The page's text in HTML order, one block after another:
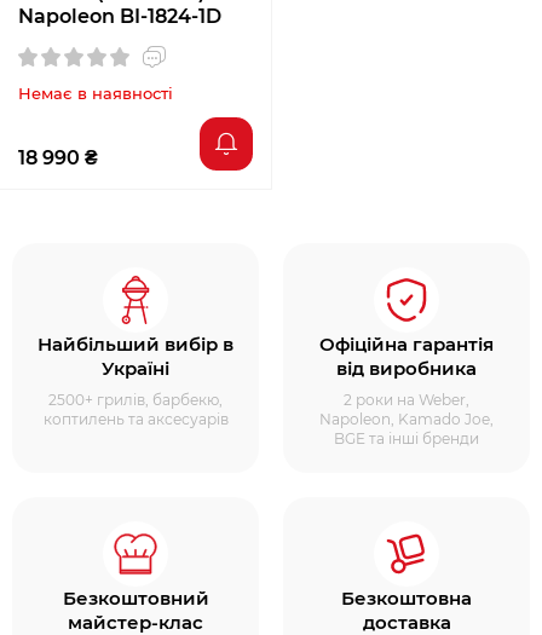
Napoleon BI-1824-1D
Немає в наявності
18 990 ₴
Найбільший вибір в
Україні
2500+ грилів, барбекю,
коптилень та аксесуарів
Офіційна гарантія
від виробника
2 роки на Weber,
Napoleon, Kamado Joe,
BGE та інші бренди
Безкоштовний
майстер-клас
Безкоштовна
доставка